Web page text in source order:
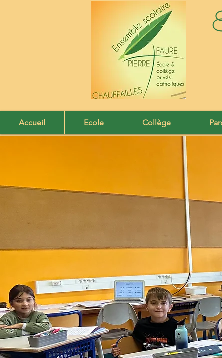
Accueil Ecole Collège